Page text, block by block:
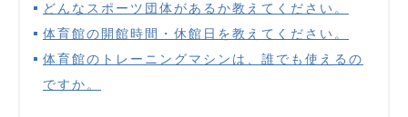
どんなスポーツ団体があるか教えてください。
体育館の開館時間・休館日を教えてください。
体育館のトレーニングマシンは、誰でも使えるの
ですか。